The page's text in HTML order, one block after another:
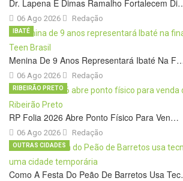
Dr. Lapena E Dimas Ramalho Fortalecem
06 Ago 2026 Redação
Menina De 9 Anos Representará Ibaté Na
06 Ago 2026
IBATÉ
Redação
RP Folia 2026 Abre Ponto Físico Para Ven…
06 Ago 2026
RIBEIRÃO PRETO
Redação
Como A Festa Do Peão De Barretos Usa
OUTRAS CIDADES